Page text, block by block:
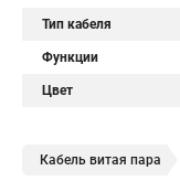
Тип кабеля
Функции
Цвет
Кабель витая пара